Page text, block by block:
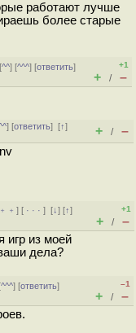
работают лучше
более старые
^^] [^^^] [ответить]
+1
+ / –
] [ответить][↑]
+ / –
] [ · · ·][↓] [↑]
+1
+ / –
игр из моей
дела?
^^^] [ответить]
–1
+ / –